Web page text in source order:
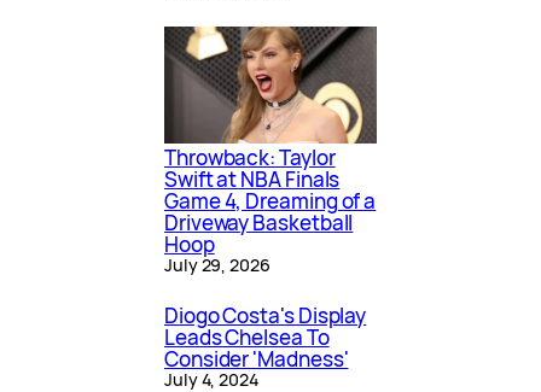
Throwback: Taylor
Swift at NBA Finals
Game 4, Dreaming of a
Driveway Basketball
Hoop
July 29, 2026
Diogo Costa's Display
Leads Chelsea To
Consider 'Madness'
July 4, 2024